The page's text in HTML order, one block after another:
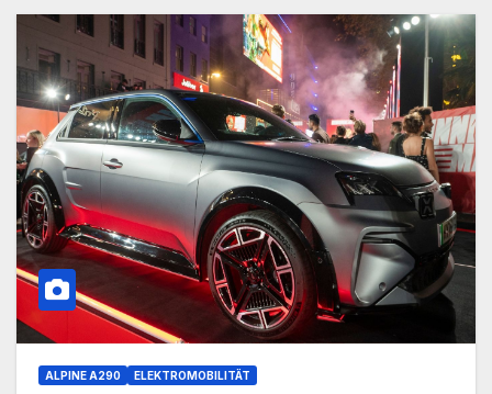
ALPINE A290 ELEKTROMOBILITÄT